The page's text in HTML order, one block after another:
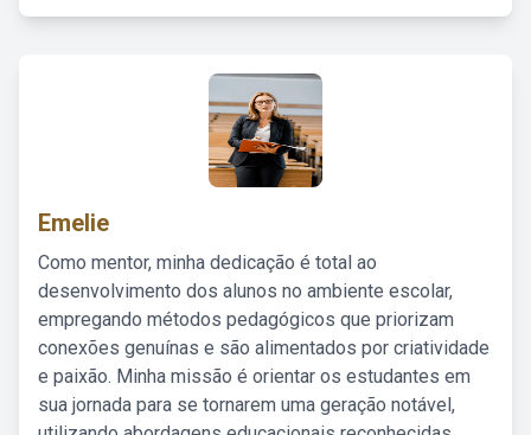
Emelie
Como mentor, minha dedicação é total ao
desenvolvimento dos alunos no ambiente escolar,
empregando métodos pedagógicos que priorizam
conexões genuínas e são alimentados por criatividade
e paixão. Minha missão é orientar os estudantes em
sua jornada para se tornarem uma geração notável,